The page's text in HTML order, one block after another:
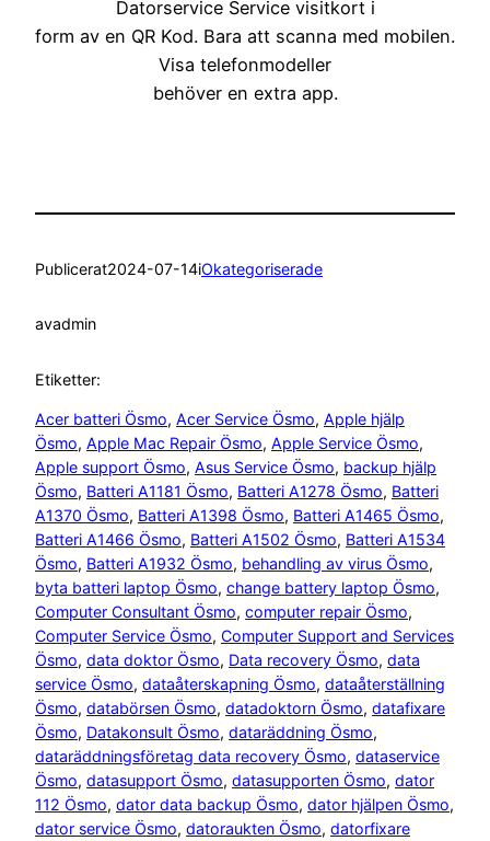
Datorservice Service visitkort i
form av en QR Kod. Bara att scanna med mobilen.
Visa telefonmodeller
behöver en extra app.
Publicerat2024-07-14iOkategoriserade
avadmin
Etiketter:
Acer batteri Ösmo, Acer Service Ösmo, Apple hjälp
Ösmo, Apple Mac Repair Ösmo, Apple Service Ösmo
Apple support Ösmo, Asus Service Ösmo, backup hjälp
Ösmo, Batteri A1181 Ösmo, Batteri A1278 Ösmo, Batteri
A1370 Ösmo, Batteri A1398 Ösmo, Batteri A1465 Ösmo
Batteri A1466 Ösmo, Batteri A1502 Ösmo, Batteri A1534
Ösmo, Batteri A1932 Ösmo, behandling av virus Ösmo
byta batteri laptop Ösmo, change battery laptop Ösmo
Computer Consultant Ösmo, computer repair Ösmo
Computer Service Ösmo, Computer Support and Services
Ösmo, data doktor Ösmo, Data recovery Ösmo, data
service Ösmo, dataåterskapning Ösmo, dataåterställning
Ösmo, databörsen Ösmo, datadoktorn Ösmo, datafixare
Ösmo, Datakonsult Ösmo, dataräddning Ösmo
dataräddningsföretag data recovery Ösmo, dataservice
Ösmo, datasupport Ösmo, datasupporten Ösmo, dator
112 Ösmo, dator data backup Ösmo, dator hjälpen Ösmo
dator service Ösmo, datoraukten Ösmo, datorfixare